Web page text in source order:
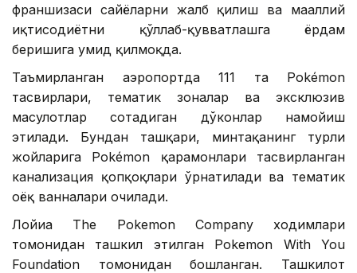
франшизаси сайёҳларни жалб қилиш ва маҳаллий
иқтисодиётни қўллаб-қувватлашга ёрдам
беришига умид қилмоқда.
Таъмирланган аэропортда 111 та Pokémon
тасвирлари, тематик зоналар ва эксклюзив
маҳсулотлар сотадиган дўконлар намойиш
этилади. Бундан ташқари, минтақанинг турли
жойларига Pokémon қаҳрамонлари тасвирланган
канализация қопқоқлари ўрнатилади ва тематик
оёқ ванналари очилади.
Лойиҳа The Pokemon Company ходимлари
томонидан ташкил этилган Pokemon With You
Foundation томонидан бошланган. Ташкилот